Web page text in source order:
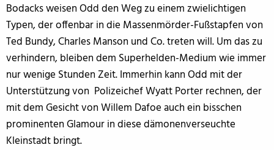
Bodacks weisen Odd den Weg zu einem zwielichtigen
Typen, der offenbar in die Massenmörder-Fußstapfen von
Ted Bundy, Charles Manson und Co. treten will. Um das zu
verhindern, bleiben dem Superhelden-Medium wie immer
nur wenige Stunden Zeit. Immerhin kann Odd mit der
Unterstützung von Polizeichef Wyatt Porter rechnen, der
mit dem Gesicht von Willem Dafoe auch ein bisschen
prominenten Glamour in diese dämonenverseuchte
Kleinstadt bringt.